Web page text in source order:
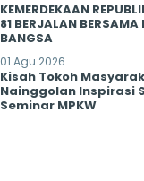
KEMERDEKAAN
81 BERJALAN
BANGSA
01 Agu 2026
Kisah Tokoh
Nainggolan Inspirasi
Seminar MPKW